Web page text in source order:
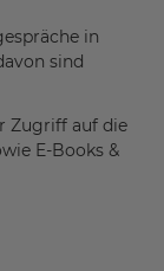
in
sind
Zugriff auf die
E-Books &